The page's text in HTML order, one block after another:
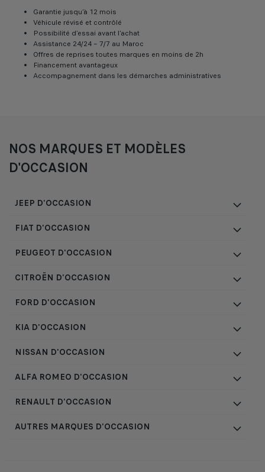
Garantie jusqu’à 12 mois
Véhicule révisé et contrôlé
Possibilité d’essai avant l’achat
Assistance 24/24 – 7/7 au Maroc
Offres de reprises toutes marques en moins de 2h
Financement avantageux
Accompagnement dans les démarches administratives
NOS MARQUES ET MODÈLES
D'OCCASION
JEEP D'OCCASION
FIAT D'OCCASION
PEUGEOT D'OCCASION
CITROËN D'OCCASION
FORD D'OCCASION
KIA D'OCCASION
NISSAN D'OCCASION
ALFA ROMEO D'OCCASION
RENAULT D'OCCASION
AUTRES MARQUES D'OCCASION